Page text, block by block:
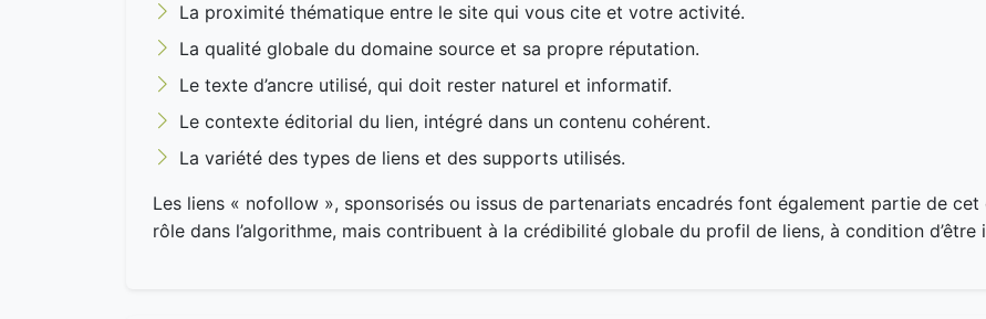
La proximité thématique entre le site qui vous cite et votre activité.
La qualité globale du domaine source et sa propre réputation.
Le texte d’ancre utilisé, qui doit rester naturel et informatif.
Le contexte éditorial du lien, intégré dans un contenu cohérent.
La variété des types de liens et des supports utilisés.
Les liens « nofollow », sponsorisés ou issus de partenariats encadrés font également partie de
rôle dans l’algorithme, mais contribuent à la crédibilité globale du profil de liens, à condition